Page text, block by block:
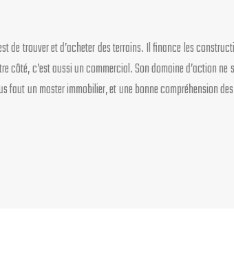
de trouver et d’acheter des terrains. Il finance les
côté, c’est aussi un commercial. Son domaine
faut un master immobilier, et une bonne compréhension